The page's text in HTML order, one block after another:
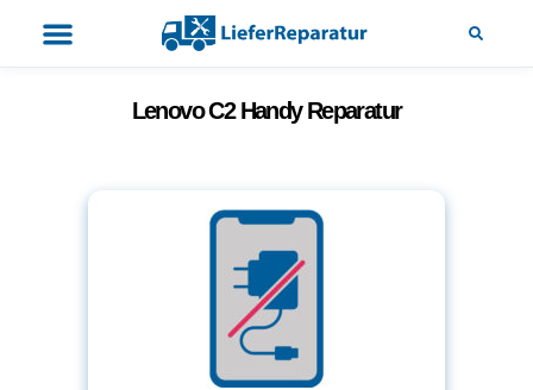
Lenovo C2 Handy Reparatur